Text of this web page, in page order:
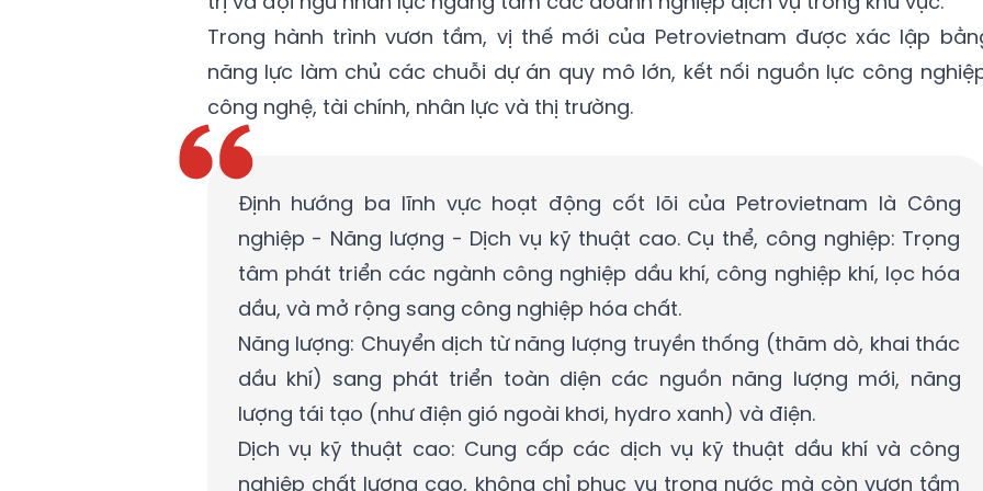
Trong hành trình vươn tầm, vị thế mới của Petrovietnam được xác lập
năng lực làm chủ các chuỗi dự án quy mô lớn, kết nối nguồn lực công
công nghệ, tài chính, nhân lực và thị trường.
Định hướng ba lĩnh vực hoạt động cốt lõi của Petrovietnam là Công
nghiệp - Năng lượng - Dịch vụ kỹ thuật cao. Cụ thể, công nghiệp: Trọng
tâm phát triển các ngành công nghiệp dầu khí, công nghiệp khí, lọc hóa
dầu, và mở rộng sang công nghiệp hóa chất.
Năng lượng: Chuyển dịch từ năng lượng truyền thống (thăm dò, khai thác
dầu khí) sang phát triển toàn diện các nguồn năng lượng mới, năng
lượng tái tạo (như điện gió ngoài khơi, hydro xanh) và điện.
Dịch vụ kỹ thuật cao: Cung cấp các dịch vụ kỹ thuật dầu khí và công
nghiệp chất lượng cao, không chỉ phục vụ trong nước mà còn vươn tầm